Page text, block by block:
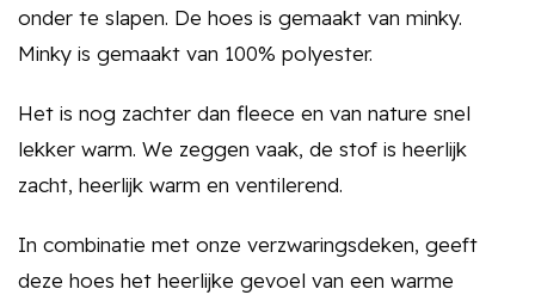
onder te slapen. De hoes is gemaakt van minky.
Minky is gemaakt van 100% polyester.
Het is nog zachter dan fleece en van nature snel
lekker warm. We zeggen vaak, de stof is heerlijk
zacht, heerlijk warm en ventilerend.
In combinatie met onze verzwaringsdeken, geeft
deze hoes het heerlijke gevoel van een warme